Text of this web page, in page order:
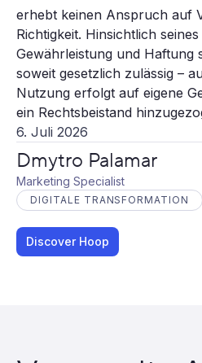
6. Juli 2026
Dmytro Palamar
Marketing Specialist
DIGITALE TRANSFORMATION
Discover Hoop
erhebt keinen Anspruch auf
Richtigkeit. Hinsichtlich
Gewährleistung und Haftung
soweit gesetzlich zulässig –
Nutzung erfolgt auf eigene
ein Rechtsbeistand